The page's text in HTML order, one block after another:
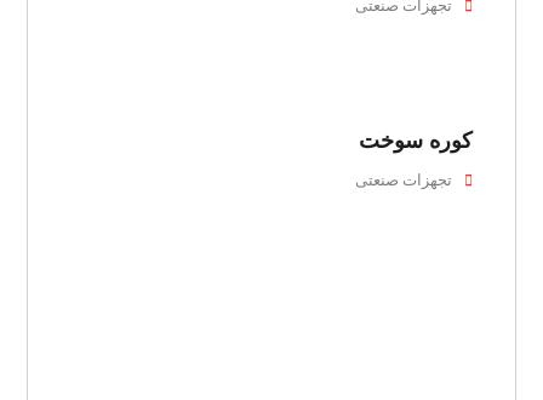
تجهزات صنعتی
کوره سوخت
تجهزات صنعتی